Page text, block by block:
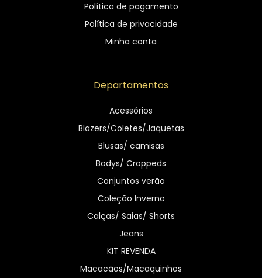
Política de pagamento
Política de privacidade
Minha conta
Departamentos
Acessórios
Blazers/Coletes/Jaquetas
Blusas/ camisas
Bodys/ Croppeds
Conjuntos verão
Coleção Inverno
Calças/ Saias/ Shorts
Jeans
KIT REVENDA
Macacãos/Macaquinhos